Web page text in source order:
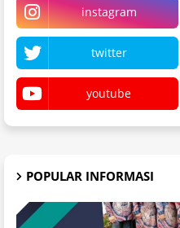
instagram
twitter
youtube
POPULAR INFORMASI